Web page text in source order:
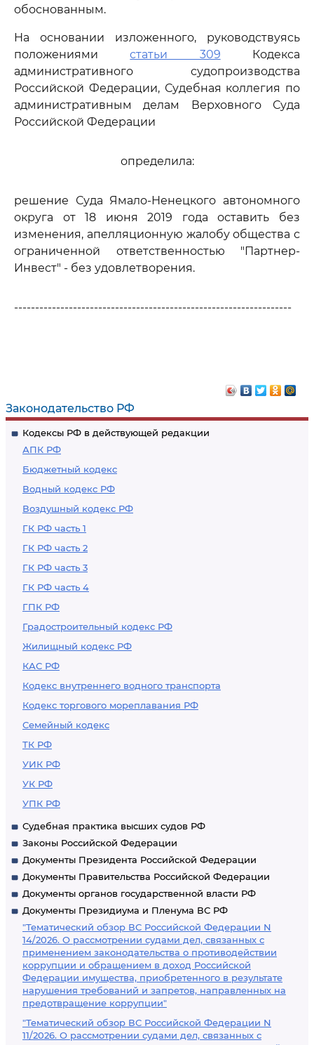
Законодательство РФ
Кодексы РФ в действующей редакции
АПК РФ
Бюджетный кодекс
Водный кодекс РФ
Воздушный кодекс РФ
ГК РФ часть 1
ГК РФ часть 2
ГК РФ часть 3
ГК РФ часть 4
ГПК РФ
Градостроительный кодекс РФ
Жилищный кодекс РФ
КАС РФ
Кодекс внутреннего водного транспорта
Кодекс торгового мореплавания РФ
Семейный кодекс
ТК РФ
УИК РФ
УК РФ
УПК РФ
Судебная практика высших судов РФ
Законы Российской Федерации
Документы Президента Российской Федерации
Документы Правительства Российской Федерации
Документы органов государственной власти РФ
Документы Президиума и Пленума ВС РФ
"Тематический обзор ВС Российской Федерации N
14/2026. О рассмотрении судами дел, связанных с
применением законодательства о противодействии
коррупции и обращением в доход Российской
Федерации имущества, приобретенного в результате
нарушения требований и запретов, направленных на
предотвращение коррупции"
"Тематический обзор ВС Российской Федерации N
11/2026. О рассмотрении судами дел, связанных с
обоснованным.
На основании изложенного, руководствуясь
положениямистатьи 309 Кодекса
административного судопроизводства
Российской Федерации, Судебная коллегия по
административным делам Верховного Суда
Российской Федерации
определила:
решение Суда Ямало-Ненецкого автономного
округа от 18 июня 2019 года оставить без
изменения, апелляционную жалобу общества с
ограниченной ответственностью "Партнер-
Инвест" - без удовлетворения.
------------------------------------------------------------------